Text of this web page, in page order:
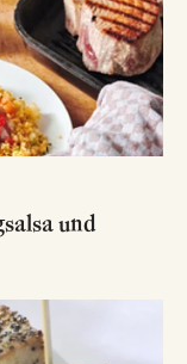
und